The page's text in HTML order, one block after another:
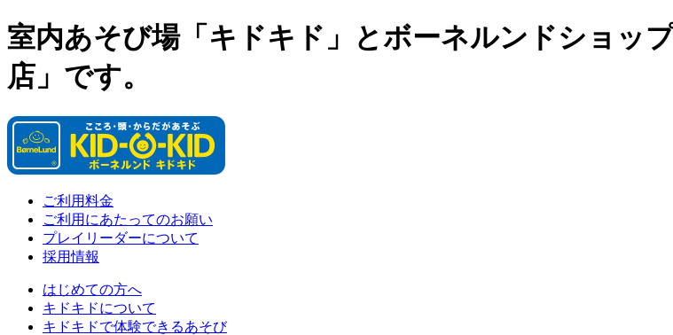
室内あそび場「キドキド」とボーネルンドショッ
店」です。
ご利用料金
ご利用にあたってのお願い
プレイリーダーについて
採用情報
はじめての方へ
キドキドについて
キドキドで体験できるあそび